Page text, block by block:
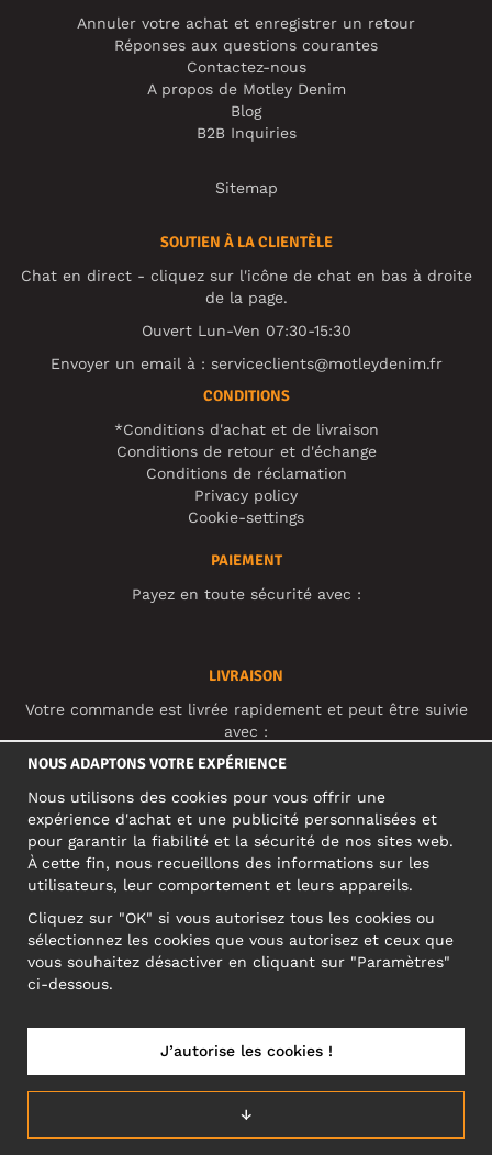
Annuler votre achat et enregistrer un retour
Réponses aux questions courantes
Contactez-nous
A propos de Motley Denim
Blog
B2B Inquiries
Sitemap
SOUTIEN À LA CLIENTÈLE
Chat en direct - cliquez sur l'icône de chat en bas à droite
de la page.
Ouvert Lun-Ven 07:30-15:30
Envoyer un email à : serviceclients@motleydenim.fr
CONDITIONS
*Conditions d'achat et de livraison
Conditions de retour et d'échange
Conditions de réclamation
Privacy policy
Cookie-settings
PAIEMENT
Payez en toute sécurité avec :
LIVRAISON
Votre commande est livrée rapidement et peut être suivie
avec :
RÉSEAUX SOCIAUX
ADRESSE PROFESSIONNELLE
Motley Denim Europe OÜ
Narva mnt 5, EE-10117 Tallinn
Reg: 12356245
adresse !
FRANCE/FRANÇAIS (FR)
NOUS ADAPTONS VOTRE EXPÉRIENCE
Nous utilisons des cookies pour vous offrir une
expérience d'achat et une publicité personnalisées et
pour garantir la fiabilité et la sécurité de nos sites web.
À cette fin, nous recueillons des informations sur les
utilisateurs, leur comportement et leurs appareils.
Cliquez sur "OK" si vous autorisez tous les cookies ou
sélectionnez les cookies que vous autorisez et ceux que
vous souhaitez désactiver en cliquant sur "Paramètres"
ci-dessous.
↓
J’autorise les cookies !